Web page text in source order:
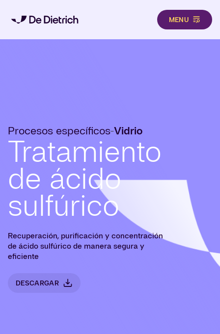
MENU
Procesos específicos-Vidrio
Tratamiento
de ácido
sulfúrico
Recuperación, purificación y concentración
de ácido sulfúrico de manera segura y
eficiente
DESCARGAR